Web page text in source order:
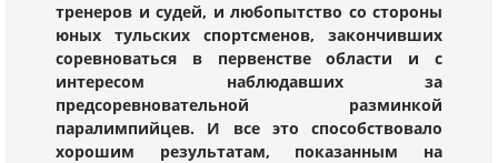
тренеров и судей, и любопытство со стороны
юных тульских спортсменов, закончивших
соревноваться в первенстве области и с
интересом наблюдавших за
предсоревновательной разминкой
паралимпийцев. И все это способствовало
хорошим результатам, показанным на